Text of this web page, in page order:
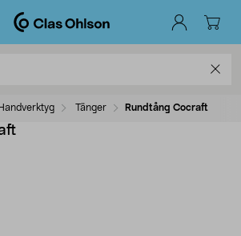
Handverktyg Tänger Rundtång Cocraft